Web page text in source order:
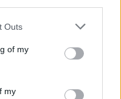
Outs
of my
my